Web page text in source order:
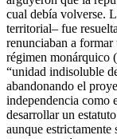
cual debía volverse.
territorial– fue
renunciaban a formar
régimen monárquico
“unidad indisoluble
abandonando el
independencia como
desarrollar un
aunque